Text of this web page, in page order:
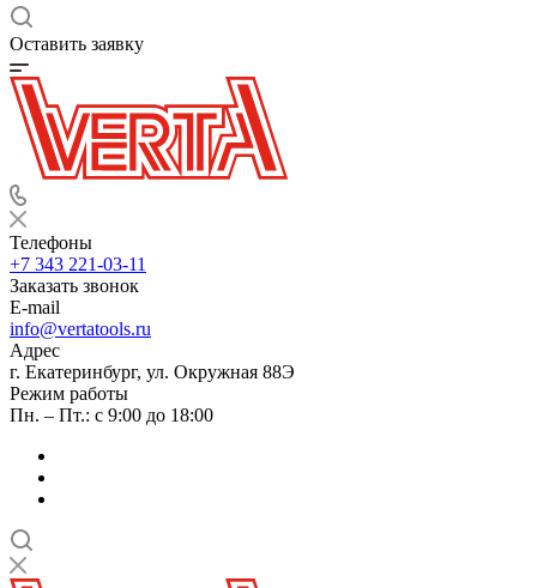
Оставить заявку
Телефоны
+7 343 221-03-11
Заказать звонок
E-mail
info@vertatools.ru
Адрес
г. Екатеринбург, ул. Окружная 88Э
Режим работы
Пн. – Пт.: с 9:00 до 18:00